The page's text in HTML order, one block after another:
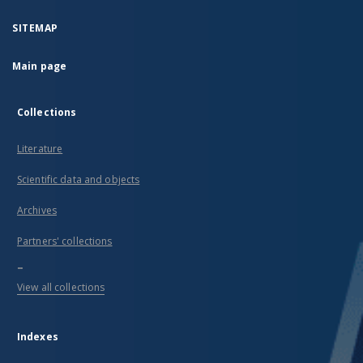
SITEMAP
Main page
Collections
Literature
Scientific data and objects
Archives
Partners' collections
...
View all collections
Indexes